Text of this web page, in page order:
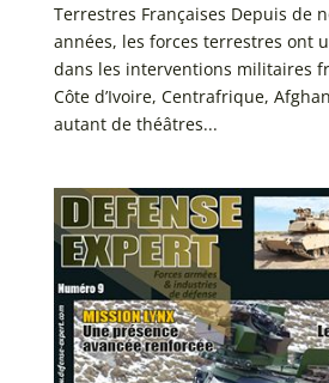
Terrestres Françaises Depuis de
années, les forces terrestres ont
dans les interventions militaires
Côte d’Ivoire, Centrafrique,
autant de théâtres...